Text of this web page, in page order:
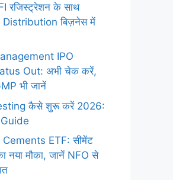
रजिस्ट्रेशन के साथ
बिज़नेस में
IPO
Out: अभी चेक करें,
भी जानें
कैसे शुरू करें 2026:
ETF: सीमेंट
नया मौका, जानें NFO से